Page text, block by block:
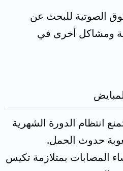
الصوتية للبحث عن
ومشاكل أخرى في
انتظام الدورة الشهرية
حدوث الحمل.
من النساء المصابات بمتلازمة تكيس